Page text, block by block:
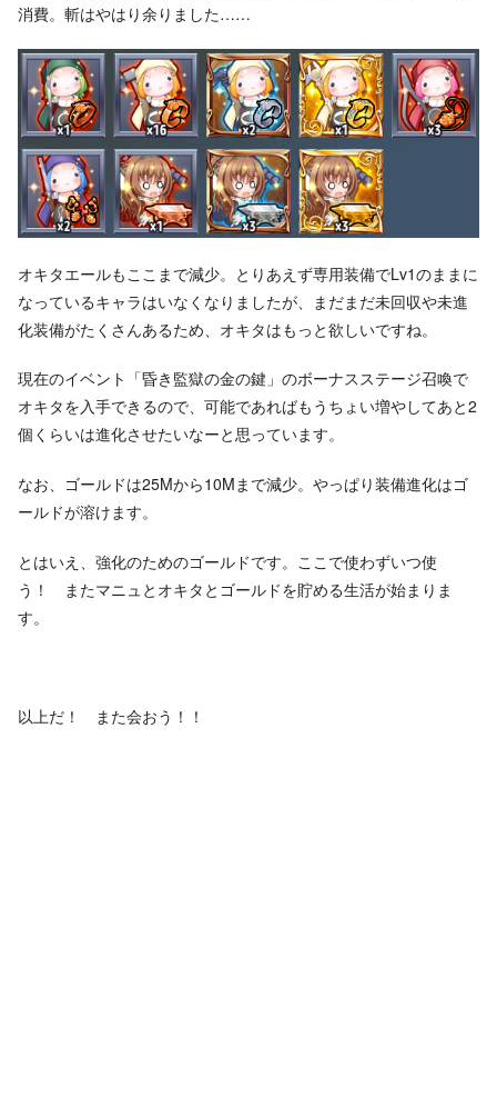
消費。斬はやはり余りました……
オキタエールもここまで減少。とりあえず専用装備でLv1のままに
なっているキャラはいなくなりましたが、まだまだ未回収や未進
化装備がたくさんあるため、オキタはもっと欲しいですね。
現在のイベント「昏き監獄の金の鍵」のボーナスステージ召喚で
オキタを入手できるので、可能であればもうちょい増やしてあと2
個くらいは進化させたいなーと思っています。
なお、ゴールドは25Mから10Mまで減少。やっぱり装備進化はゴ
ールドが溶けます。
とはいえ、強化のためのゴールドです。ここで使わずいつ使
う！ またマニュとオキタとゴールドを貯める生活が始まりま
す。
以上だ！ また会おう！！